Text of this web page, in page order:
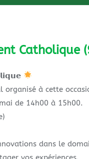
Catholique
à cette
de 14h00 à 15h00.
dans le